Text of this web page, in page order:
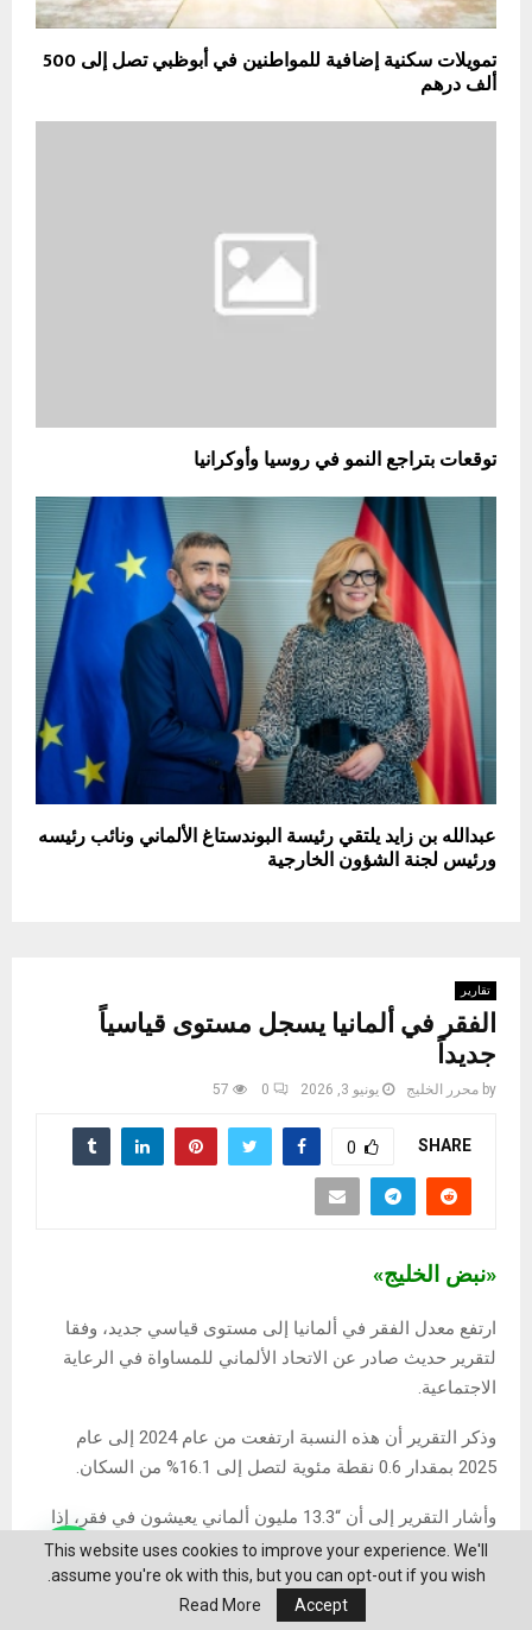
تمويلات سكنية إضافية للمواطنين في أبوظبي تصل إلى 500
ألف درهم
توقعات بتراجع النمو في روسيا وأوكرانيا
عبدالله بن زايد يلتقي رئيسة البوندستاغ الألماني ونائب رئيسه
ورئيس لجنة الشؤون الخارجية
تقارير
الفقر في ألمانيا يسجل مستوى قياسياً
جديداً
by محرر الخليج يونيو 3, 2026 0
57
SHARE
0
«نبض الخليج»
ارتفع معدل الفقر في ألمانيا إلى مستوى قياسي جديد، وفقا
لتقرير حديث صادر عن الاتحاد الألماني للمساواة في الرعاية
الاجتماعية.
وذكر التقرير أن هذه النسبة ارتفعت من عام 2024 إلى عام
2025 بمقدار 0.6 نقطة مئوية لتصل إلى 16.1% من السكان.
وأشار التقرير إلى أن “13.3 مليون ألماني يعيشون في فقر، إذا
أخذنا في الاعتبار الفقر النسبي المرتبط بالدخل”.
ووفقا لتعريف الاتحاد الأوروبي، يتم تصنيف هؤلاء الأشخاص
This website uses cookies to improve your experience. We'll
assume you're ok with this, but you can opt-out if you wish.
Accept
Read More